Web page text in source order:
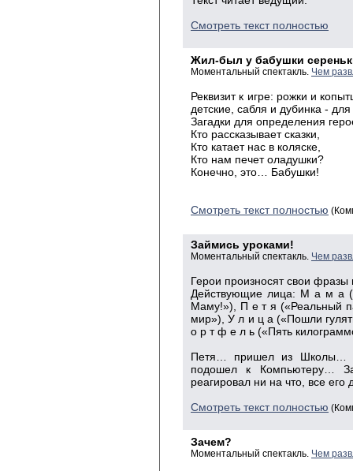
Смотреть текст полностью
Жил-был у бабушки
Моментальный спектакль. Чем
Реквизит к игре: рожки и
детские, сабля и дубинка -
Загадки для определения
Кто рассказывает сказки,
Кто катает нас в коляске,
Кто нам печет оладушки?
Конечно, это… Бабушки!
Смотреть текст полностью
Займись уроками!
Моментальный спектакль. Чем
Герои произносят свои
Действующие лица: М а м а
Маму!»), П е т я («Реальный
мир»), У л и ц а («Пошли
о р т ф е л ь («Пять
Петя… пришел из Школы…
подошел к Компьютеру…
реагировал ни на что, все
Смотреть текст полностью
Зачем?
Моментальный спектакль. Чем